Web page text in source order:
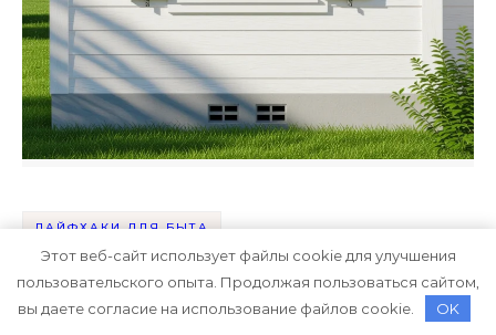
ЛАЙФХАКИ ДЛЯ БЫТА
Вентиляция в каркасном доме без
кондиционеров: как сделать
Этот веб-сайт использует файлы cookie для улучшения
пользовательского опыта. Продолжая пользоваться сайтом,
вы даете согласие на использование файлов cookie.
OK